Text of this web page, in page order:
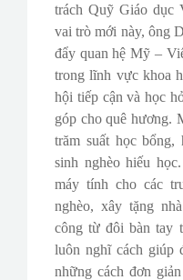
trách Quỹ Giáo dục
vai trò mới này, ông
đẩy quan hệ Mỹ –
trong lĩnh vực khoa
hội tiếp cận và học
góp cho quê hương.
trăm suất học
sinh nghèo hiếu
máy tính cho các
nghèo, xây tặng
công từ đôi bàn tay
luôn nghĩ cách giúp
những cách đơn